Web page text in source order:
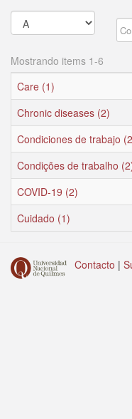
Mostrando items 1-6
Care (1)
Chronic diseases (2)
Condiciones de trabajo
Condições de trabalho
COVID-19 (2)
Cuidado (1)
Contacto |